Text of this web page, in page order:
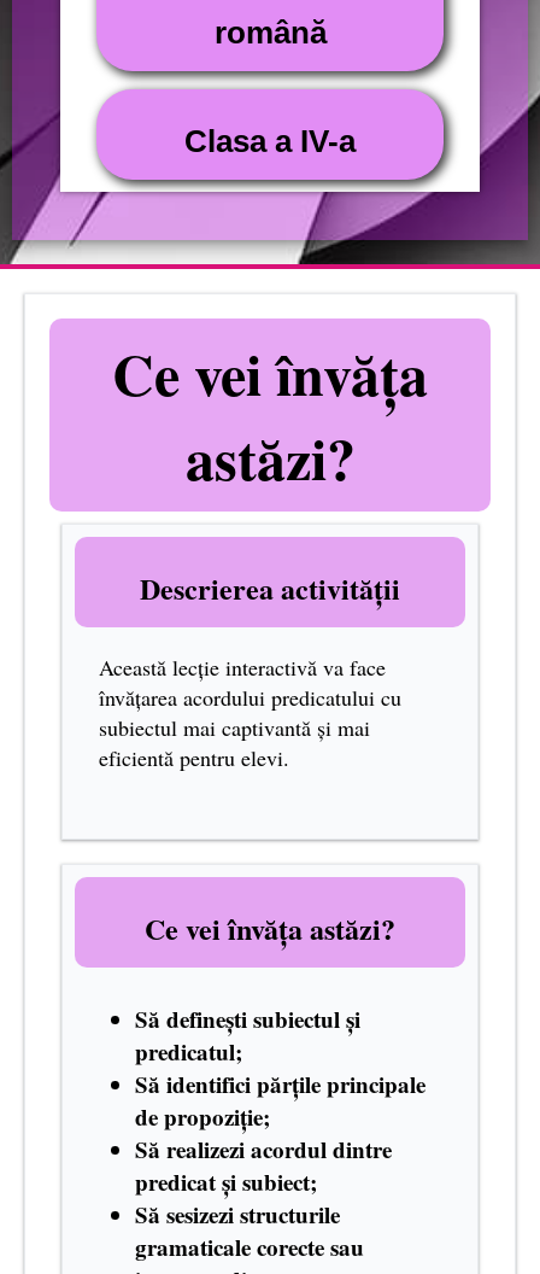
română
Clasa a IV-a
Ce vei învăța
astăzi?
Descrierea activității
Această lecție interactivă va face
învățarea acordului predicatului cu
subiectul mai captivantă și mai
eficientă pentru elevi.
Ce vei învăța astăzi?
Să definești subiectul și
predicatul;
Să identifici părțile principale
de propoziție;
Să realizezi acordul dintre
predicat și subiect;
Să sesizezi structurile
gramaticale corecte sau